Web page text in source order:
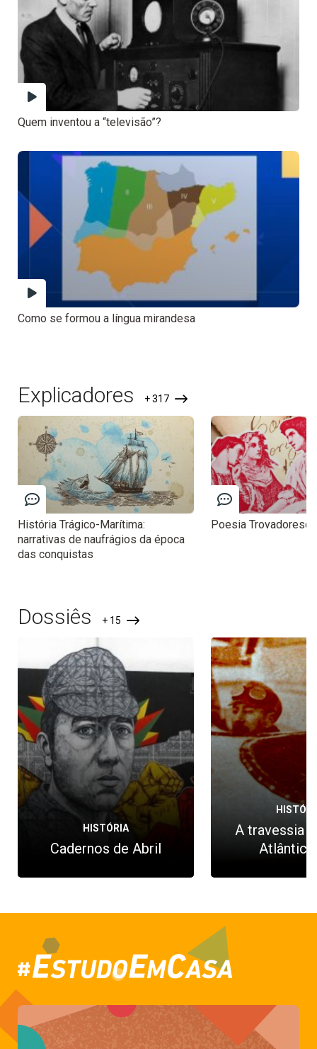
Quem inventou a “televisão”?
Como se formou a língua mirandesa
Explicadores + 317
História Trágico-Marítima:
narrativas de naufrágios da época
das conquistas
Poesia Trovadoresca
Dossiês + 15
HISTÓRIA
Cadernos de Abril
A travessia